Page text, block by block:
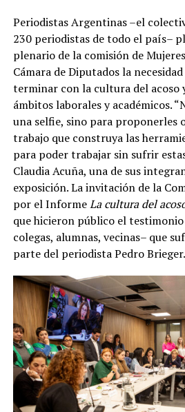
Periodistas Argentinas –el
230 periodistas de todo el país–
plenario de la comisión de
Cámara de Diputados la
terminar con la cultura del acoso
ámbitos laborales y académicos.
una selfie, sino para proponerles
trabajo que construya las
para poder trabajar sin sufrir
Claudia Acuña, una de sus
exposición. La invitación de la
por el InformeLa cultura del
que hicieron público el testimonio
colegas, alumnas, vecinas– que
parte del periodista Pedro Brieger.